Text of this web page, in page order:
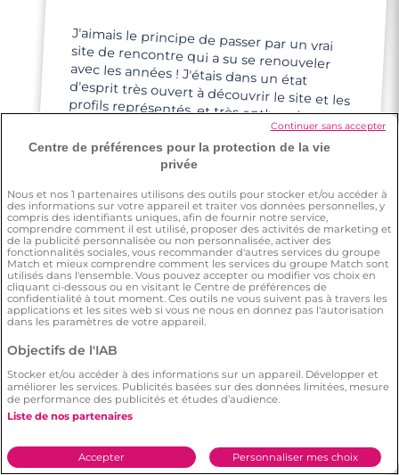
J'aimais le principe de passer par un vrai
site de rencontre qui a su se renouveler
avec les années ! J'étais dans un état
d'esprit très ouvert à découvrir le site et les
profils représentés, et très enthousiaste à
ce que cela puisse marcher pour moi.
Amandine
Des amies m'ont un peu poussée à
m'inscrire pour rencontrer du monde
Pascal
Centre de préférences pour la protection de la vie
privée
Nous et nos 1 partenaires utilisons des outils pour stocker et/ou accéder à
des informations sur votre appareil et traiter vos données personnelles, y
compris des identifiants uniques, afin de fournir notre service,
comprendre comment il est utilisé, proposer des activités de marketing et
de la publicité personnalisée ou non personnalisée, activer des
fonctionnalités sociales, vous recommander d'autres services du groupe
Match et mieux comprendre comment les services du groupe Match sont
utilisés dans l'ensemble. Vous pouvez accepter ou modifier vos choix en
cliquant ci-dessous ou en visitant le Centre de préférences de
confidentialité à tout moment. Ces outils ne vous suivent pas à travers les
applications et les sites web si vous ne nous en donnez pas l'autorisation
dans les paramètres de votre appareil.
Objectifs de l'IAB
Stocker et/ou accéder à des informations sur un appareil. Développer et
améliorer les services. Publicités basées sur des données limitées, mesure
de performance des publicités et études d’audience.
Liste de nos partenaires
Personnaliser mes choix
Accepter
Continuer sans accepter